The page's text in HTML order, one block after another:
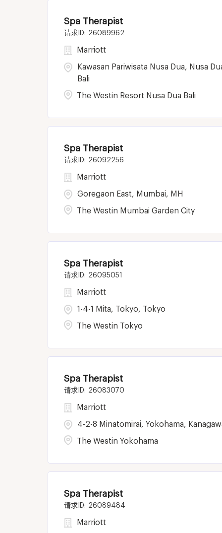
Spa Therapist
26089962
Kawasan Pariwisata Nusa Dua, Nusa
Bali
Marriott
The Westin Resort Nusa Dua Bali
Spa Therapist
26092256
Goregaon East, Mumbai, MH
Marriott
The Westin Mumbai Garden City
Spa Therapist
26095051
1-4-1 Mita, Tokyo, Tokyo
Marriott
The Westin Tokyo
Spa Therapist
26083070
4-2-8 Minatomirai, Yokohama,
Marriott
The Westin Yokohama
Spa Therapist
26089484
Marriott